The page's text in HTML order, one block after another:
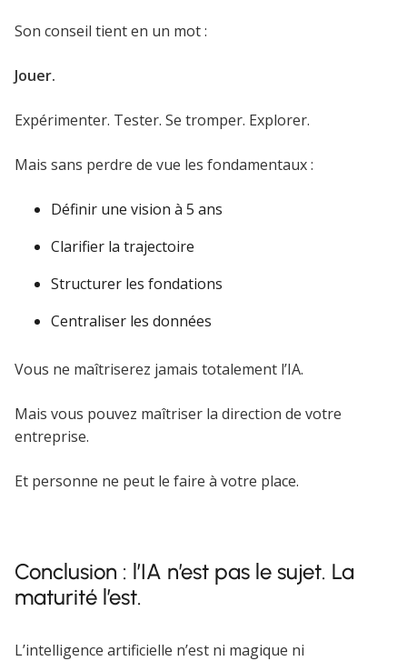
Son conseil tient en un mot :
Jouer.
Expérimenter. Tester. Se tromper. Explorer.
Mais sans perdre de vue les fondamentaux :
Définir une vision à 5 ans
Clarifier la trajectoire
Structurer les fondations
Centraliser les données
Vous ne maîtriserez jamais totalement l’IA.
Mais vous pouvez maîtriser la direction de votre
entreprise.
Et personne ne peut le faire à votre place.
Conclusion : l’IA n’est pas le sujet. La
maturité l’est.
L’intelligence artificielle n’est ni magique ni